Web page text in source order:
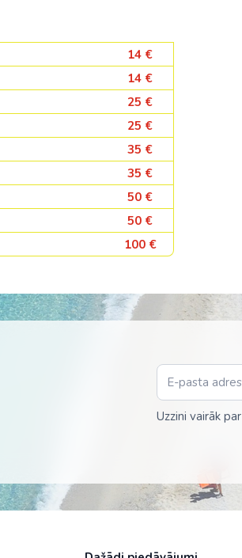
14 €
14 €
25 €
25 €
35 €
35 €
50 €
50 €
100 €
Uzzini vairāk par